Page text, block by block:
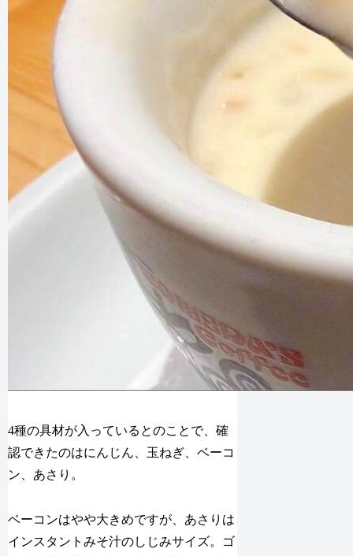
4種の具材が入っているとのことで、確
認できたのはにんじん、玉ねぎ、ベーコ
ン、あさり。
ベーコンはやや大きめですが、あさりは
インスタントみそ汁のしじみサイズ。ゴ